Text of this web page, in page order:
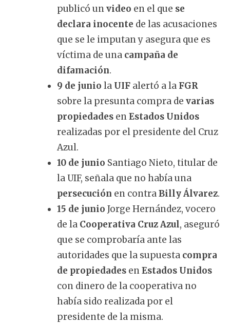
publicó unvideo en el que se
declara inocente de las acusaciones
que se le imputan y asegura que es
víctima de una campaña de
difamación.
9 de junio la UIF alertó a la FGR
sobre la presunta compra de varias
propiedades enEstados Unidos
realizadas por el presidente del Cruz
Azul.
10 de junio Santiago Nieto, titular de
la UIF, señala que no había una
persecución en contraBilly Álvarez.
15 de junio Jorge Hernández, vocero
de la Cooperativa Cruz Azul, aseguró
que se comprobaría ante las
autoridades que la supuesta compra
de propiedades enEstados Unidos
con dinero de la cooperativa no
había sido realizada por el
presidente de la misma.